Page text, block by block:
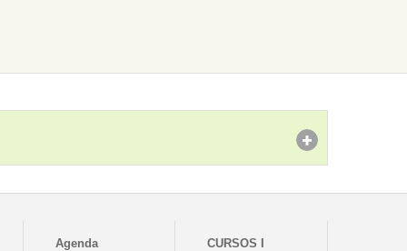
Agenda
CURSOS I